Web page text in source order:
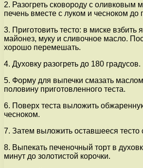
2. Разогреть сковороду с оливковым
печень вместе с луком и чесноком до
3. Приготовить тесто: в миске взбить
майонез, муку и сливочное масло.
хорошо перемешать.
4. Духовку разогреть до 180 градусов.
5. Форму для выпечки смазать
половину приготовленного теста.
6. Поверх теста выложить
чесноком.
7. Затем выложить оставшееся тесто
8. Выпекать печеночный торт в
минут до золотистой корочки.